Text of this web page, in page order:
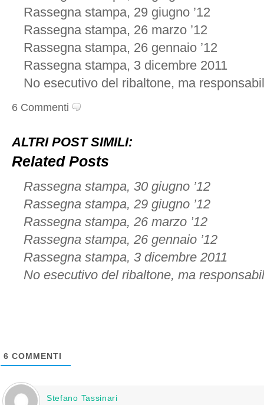
Rassegna stampa, 29 giugno ’12
Rassegna stampa, 26 marzo ’12
Rassegna stampa, 26 gennaio ’12
Rassegna stampa, 3 dicembre 2011
No esecutivo del ribaltone, ma
6 Commenti
ALTRI POST SIMILI:
Related Posts
Rassegna stampa, 30 giugno ’12
Rassegna stampa, 29 giugno ’12
Rassegna stampa, 26 marzo ’12
Rassegna stampa, 26 gennaio ’12
Rassegna stampa, 3 dicembre 2011
No esecutivo del ribaltone, ma
6 COMMENTI
Stefano Tassinari